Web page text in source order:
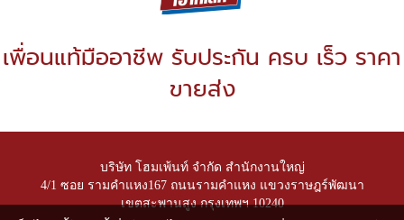
เพื่อนแท้มืออาชีพ รับประกัน ครบ เร็ว ราคา
ขายส่ง
บริษัท โฮมเพ้นท์ จำกัด สำนักงานใหญ่
4/1 ซอย รามคำแหง167 ถนนรามคำแหง แขวงราษฎร์พัฒนา
เขตสะพานสูง กรุงเทพฯ 10240